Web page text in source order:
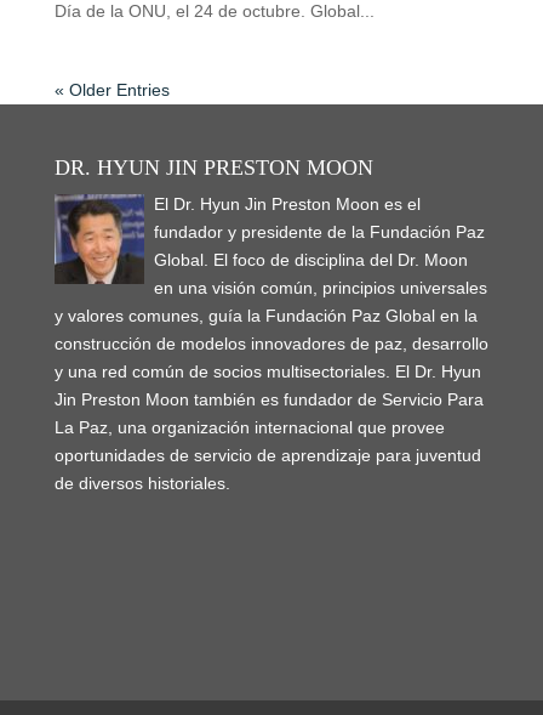
Día de la ONU, el 24 de octubre. Global...
« Older Entries
DR. HYUN JIN PRESTON MOON
El Dr. Hyun Jin Preston Moon es el
fundador y presidente de la Fundación Paz
Global. El foco de disciplina del Dr. Moon
en una visión común, principios universales
y valores comunes, guía la Fundación Paz Global en la
construcción de modelos innovadores de paz, desarrollo
y una red común de socios multisectoriales. El Dr. Hyun
Jin Preston Moon también es fundador de Servicio Para
La Paz, una organización internacional que provee
oportunidades de servicio de aprendizaje para juventud
de diversos historiales.